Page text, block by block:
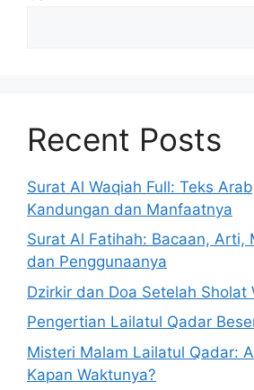
Recent Posts
Surat Al Waqiah Full: Teks
Kandungan dan Manfaatnya
Surat Al Fatihah: Bacaan, Arti,
dan Penggunaanya
Dzirkir dan Doa Setelah Sholat
Pengertian Lailatul Qadar
Misteri Malam Lailatul Qadar:
Kapan Waktunya?